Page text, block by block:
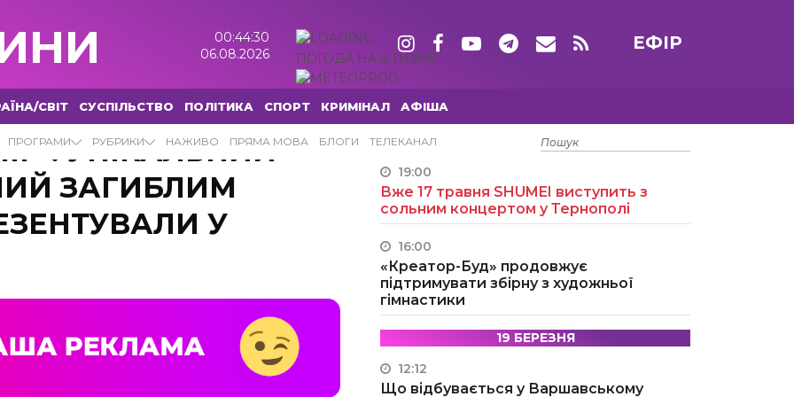
00:44:31
06.08.2026
ПОГОДА НА 2 ТИЖНІ
ЕФІР
СВІТ СУСПІЛЬСТВО ПОЛІТИКА СПОРТ КРИМІНАЛ АФІША
ПРОГРАМИ РУБРИКИ НАЖИВО ПРЯМА МОВА БЛОГИ ТЕЛЕКАНАЛ
УНІКАЛЬНИЙ
ЗАГИБЛИМ
У
15 ТРАВНЯ
19:00
Вже 17 травня SHUMEI виступить з
сольним концертом у Тернополі
16:00
«Креатор-Буд» продовжує
підтримувати збірну з художньої
гімнастики
19 БЕРЕЗНЯ
12:12
Що відбувається у Варшавському